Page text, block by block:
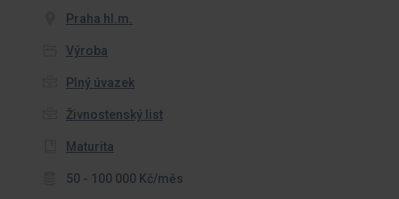
Praha hl.m.
Výroba
Plný úvazek
Živnostenský list
Maturita
50 - 100 000 Kč/měs